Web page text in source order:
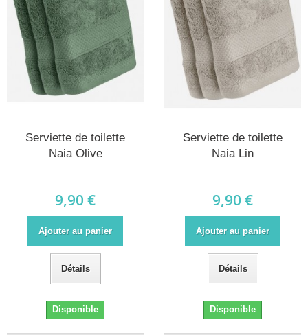
Serviette de toilette
Naia Olive
9,90 €
Ajouter au panier
Détails
Disponible
Serviette de toilette
Naia Lin
9,90 €
Ajouter au panier
Détails
Disponible